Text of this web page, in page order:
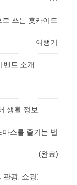
쓰는 홋카이도
여행기
벤트 소개
생활 정보
스를 즐기는 법
(완료)
관광, 쇼핑)